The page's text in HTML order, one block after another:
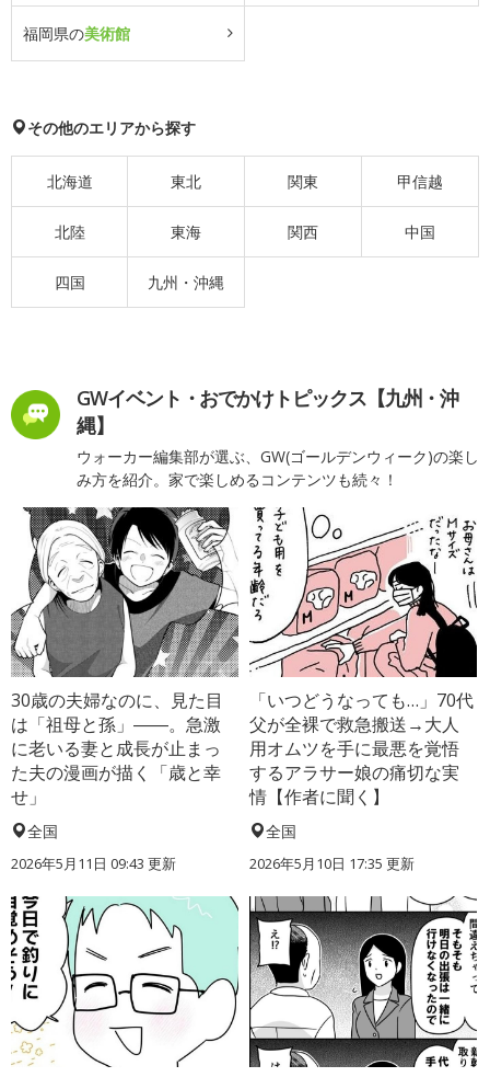
福岡県の美術館
その他のエリアから探す
北海道 東北 関東 甲信越
北陸 東海 関西 中国
四国 九州・沖縄
GWイベント・おでかけトピックス【九州・沖
縄】
ウォーカー編集部が選ぶ、GW(ゴールデンウィーク)の楽し
み方を紹介。家で楽しめるコンテンツも続々！
30歳の夫婦なのに、見た目
は「祖母と孫」――。急激
に老いる妻と成長が止まっ
た夫の漫画が描く「歳と幸
せ」
全国
2026年5月11日 09:43 更新
「いつどうなっても…」70代
父が全裸で救急搬送→大人
用オムツを手に最悪を覚悟
するアラサー娘の痛切な実
情【作者に聞く】
全国
2026年5月10日 17:35 更新